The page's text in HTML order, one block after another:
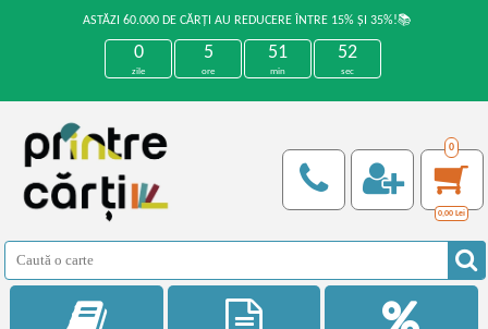
ASTĂZI 60.000 DE CĂRȚI AU REDUCERE ÎNTRE 15% ȘI 35%!📚
0
zile
5
ore
51
min
52
sec
0
0,00 Lei